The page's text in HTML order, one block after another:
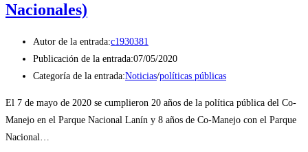
Nacionales)
Autor de la entrada:c1930381
Publicación de la entrada:07/05/2020
Categoría de la entrada:Noticias/políticas públicas
El 7 de mayo de 2020 se cumplieron 20 años de la política pública del Co-
Manejo en el Parque Nacional Lanín y 8 años de Co-Manejo con el Parque
Nacional…